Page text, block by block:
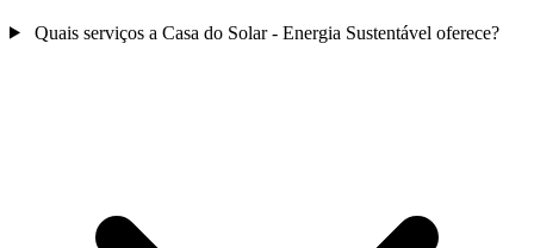
Quais serviços a Casa do Solar - Energia Sustentável oferece?